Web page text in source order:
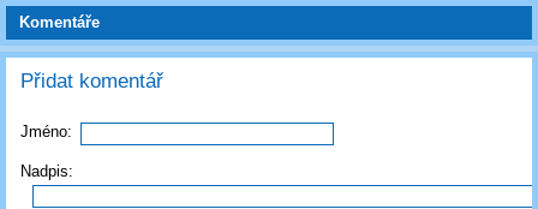
Komentáře
Přidat komentář
Jméno:
Nadpis: